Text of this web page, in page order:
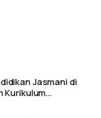
Jasmani di
Kurikulum